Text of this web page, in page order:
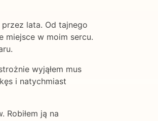
lata. Od tajnego
miejsce w moim sercu.
wyjąłem mus
i natychmiast
Robiłem ją na